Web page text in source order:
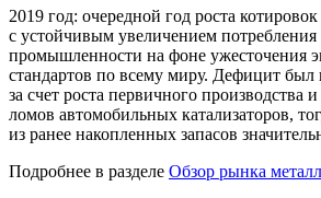
2019 год: очередной год роста
с устойчивым увеличением
промышленности на фоне ужесточения
стандартов по всему миру. Дефицит был
за счет роста первичного производства
ломов автомобильных катализаторов,
из ранее накопленных запасов
Подробнее в разделе Обзор рынка